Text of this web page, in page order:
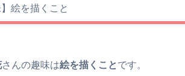
】絵を描くこと
さんの趣味は絵を描くことです。